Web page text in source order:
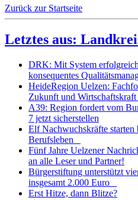
Zurück zur Startseite
Letztes aus:
DRK: Mit System
konsequentes
HeideRegion Uelzen:
Zukunft und Wirtschaftskraft
A39: Region fordert vom
7 jetzt sicherstellen
Elf Nachwuchskräfte
Berufsleben
Fünf Jahre Uelzener
an alle Leser und Partner!
Bürgerstiftung unterstützt
insgesamt 2.000 Euro
Erst Hitze, dann Blitze?